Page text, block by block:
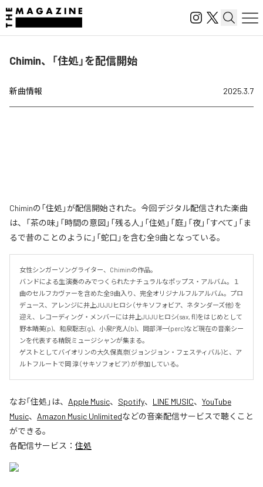
Chimin、「住処」を配信開始
新曲情報 2025.3.7
Chiminの「住処」が配信開始された。今回デジタル配信された楽曲
は、「茶の味」「時間の意図」「残る人」「住処」「庭」「夜」「すべて」「ま
るで昔のことのように」「蛇口」を含む全9曲となっている。
女性シンガーソングライター、Chiminの作品。
バンドによる生演奏のみでつくられたナチュラルなポップス・アルバム。１
曲のセルフカヴァーを含めた全9曲入り、完全オリジナルフルアルバム。プロ
デュース、アレンジに井上JUJUヒロシ（サキソフォビア、ネタンダーズ他）を
迎え、レコーディング・メンバーには井上JUJUヒロシ(sax, ﬂ)をはじめとして
野本晴美(p)、和泉聡志(g)、小泉P克人(b)、岡部洋一(perc)など現在の音楽シー
ンを代表する精鋭ミュージシャンが集まる。
ゲストとしてバイオリンの大久保真奈(ジョンジョン・フェスティバル)と、ア
ルトフルートで岡 淳（サキソフォビア）が参加している。
なお「住処 」は、 Apple Music、 Spotify、 LINE MUSIC、 YouTube
Music、 Amazon Music Unlimitedなどの音楽配信サービスで聴くこと
ができる。
各配信サービス： 住処